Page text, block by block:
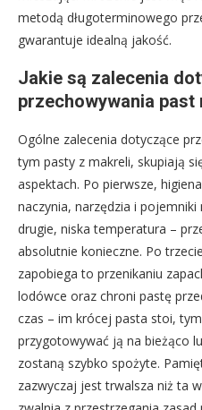
metodą długoterminowego
gwarantuje idealną jakość.
Jakie są zalecenia
przechowywania past
Ogólne zalecenia dotyczące
tym pasty z makreli, skupiają
aspektach. Po pierwsze,
naczynia, narzędzia i
drugie, niska temperatura –
absolutnie konieczne. Po
zapobiega to przenikaniu
lodówce oraz chroni pastę
czas – im krócej pasta stoi,
przygotowywać ją na bieżąco
zostaną szybko spożyte.
zazwyczaj jest trwalsza niż ta